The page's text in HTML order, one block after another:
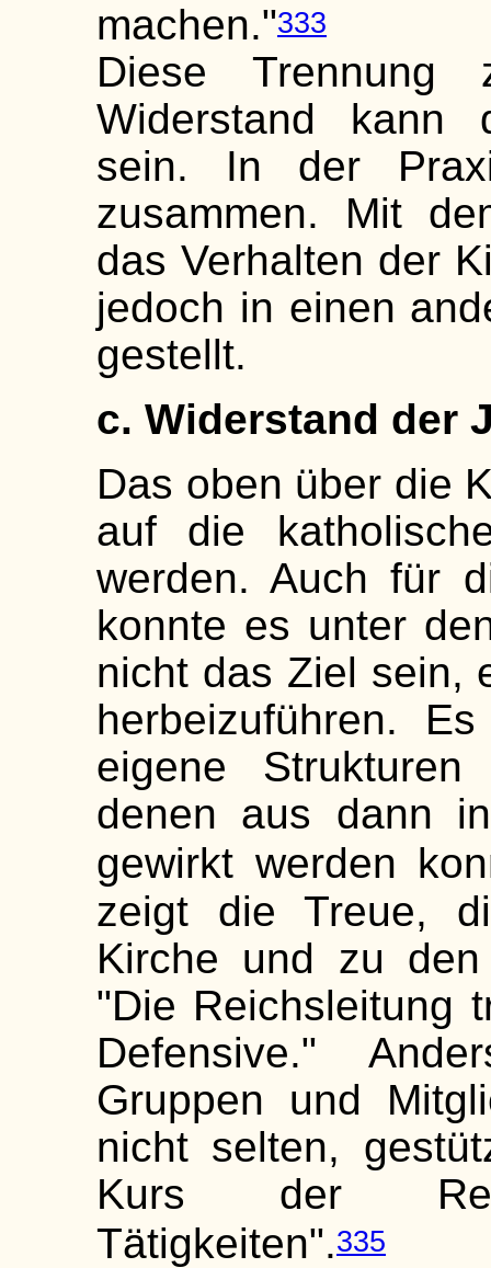
machen."333
Diese Trennung
Widerstand kann
sein. In der
zusammen. Mit
das Verhalten der
jedoch in einen
gestellt.
c. Widerstand der
Das oben über die
auf die
werden. Auch für
konnte es unter
nicht das Ziel sein,
herbeizuführen.
eigene Strukturen
denen aus dann
gewirkt werden
zeigt die Treue,
Kirche und zu den
"Die Reichsleitung
Defensive."
Gruppen und
nicht selten,
Kurs der
Tätigkeiten".335